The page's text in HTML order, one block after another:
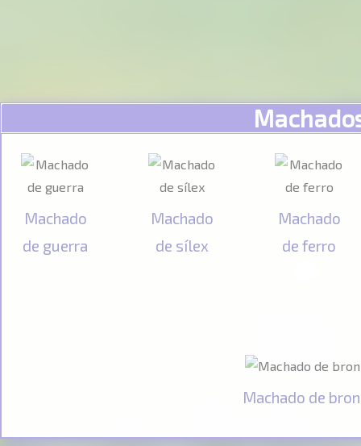
Machado
de guerra
Machado
de sílex
Machado
de ferro
Machado de